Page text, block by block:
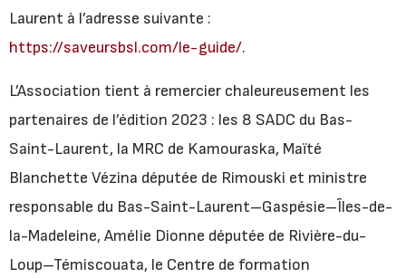
Laurent à l’adresse suivante :
https://saveursbsl.com/le-guide/.
L’Association tient à remercier chaleureusement les
partenaires de l’édition 2023 : les 8 SADC du Bas-
Saint-Laurent, la MRC de Kamouraska, Maïté
Blanchette Vézina députée de Rimouski et ministre
responsable du Bas-Saint-Laurent–Gaspésie–Îles-de-
la-Madeleine, Amélie Dionne députée de Rivière-du-
Loup–Témiscouata, le Centre de formation